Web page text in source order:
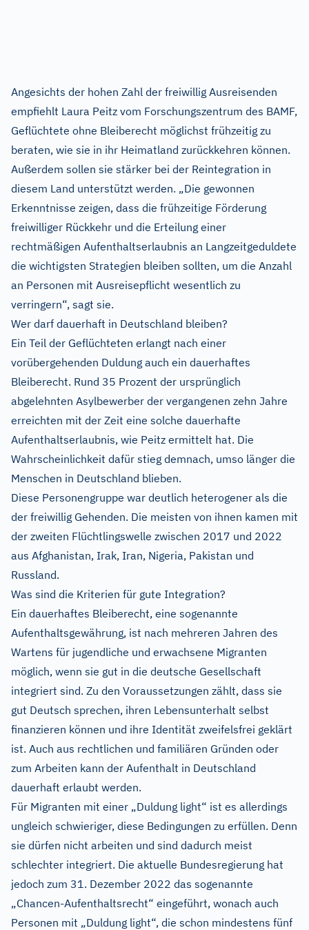
Angesichts der hohen Zahl der freiwillig Ausreisenden
empfiehlt Laura Peitz vom Forschungszentrum des BAMF,
Geflüchtete ohne Bleiberecht möglichst frühzeitig zu
beraten, wie sie in ihr Heimatland zurückkehren können.
Außerdem sollen sie stärker bei der Reintegration in
diesem Land unterstützt werden. „Die gewonnen
Erkenntnisse zeigen, dass die frühzeitige Förderung
freiwilliger Rückkehr und die Erteilung einer
rechtmäßigen Aufenthaltserlaubnis an Langzeitgeduldete
die wichtigsten Strategien bleiben sollten, um die Anzahl
an Personen mit Ausreisepflicht wesentlich zu
verringern“, sagt sie.
Wer darf dauerhaft in Deutschland bleiben?
Ein Teil der Geflüchteten erlangt nach einer
vorübergehenden Duldung auch ein dauerhaftes
Bleiberecht. Rund 35 Prozent der ursprünglich
abgelehnten Asylbewerber der vergangenen zehn Jahre
erreichten mit der Zeit eine solche dauerhafte
Aufenthaltserlaubnis, wie Peitz ermittelt hat. Die
Wahrscheinlichkeit dafür stieg demnach, umso länger die
Menschen in Deutschland blieben.
Diese Personengruppe war deutlich heterogener als die
der freiwillig Gehenden. Die meisten von ihnen kamen mit
der zweiten Flüchtlingswelle zwischen 2017 und 2022
aus Afghanistan, Irak, Iran, Nigeria, Pakistan und
Russland.
Was sind die Kriterien für gute Integration?
Ein dauerhaftes Bleiberecht, eine sogenannte
Aufenthaltsgewährung, ist nach mehreren Jahren des
Wartens für jugendliche und erwachsene Migranten
möglich, wenn sie gut in die deutsche Gesellschaft
integriert sind. Zu den Voraussetzungen zählt, dass sie
gut Deutsch sprechen, ihren Lebensunterhalt selbst
finanzieren können und ihre Identität zweifelsfrei geklärt
ist. Auch aus rechtlichen und familiären Gründen oder
zum Arbeiten kann der Aufenthalt in Deutschland
dauerhaft erlaubt werden.
Für Migranten mit einer „Duldung light“ ist es allerdings
ungleich schwieriger, diese Bedingungen zu erfüllen. Denn
sie dürfen nicht arbeiten und sind dadurch meist
schlechter integriert. Die aktuelle Bundesregierung hat
jedoch zum 31. Dezember 2022 das sogenannte
„Chancen-Aufenthaltsrecht“ eingeführt, wonach auch
Personen mit „Duldung light“, die schon mindestens fünf